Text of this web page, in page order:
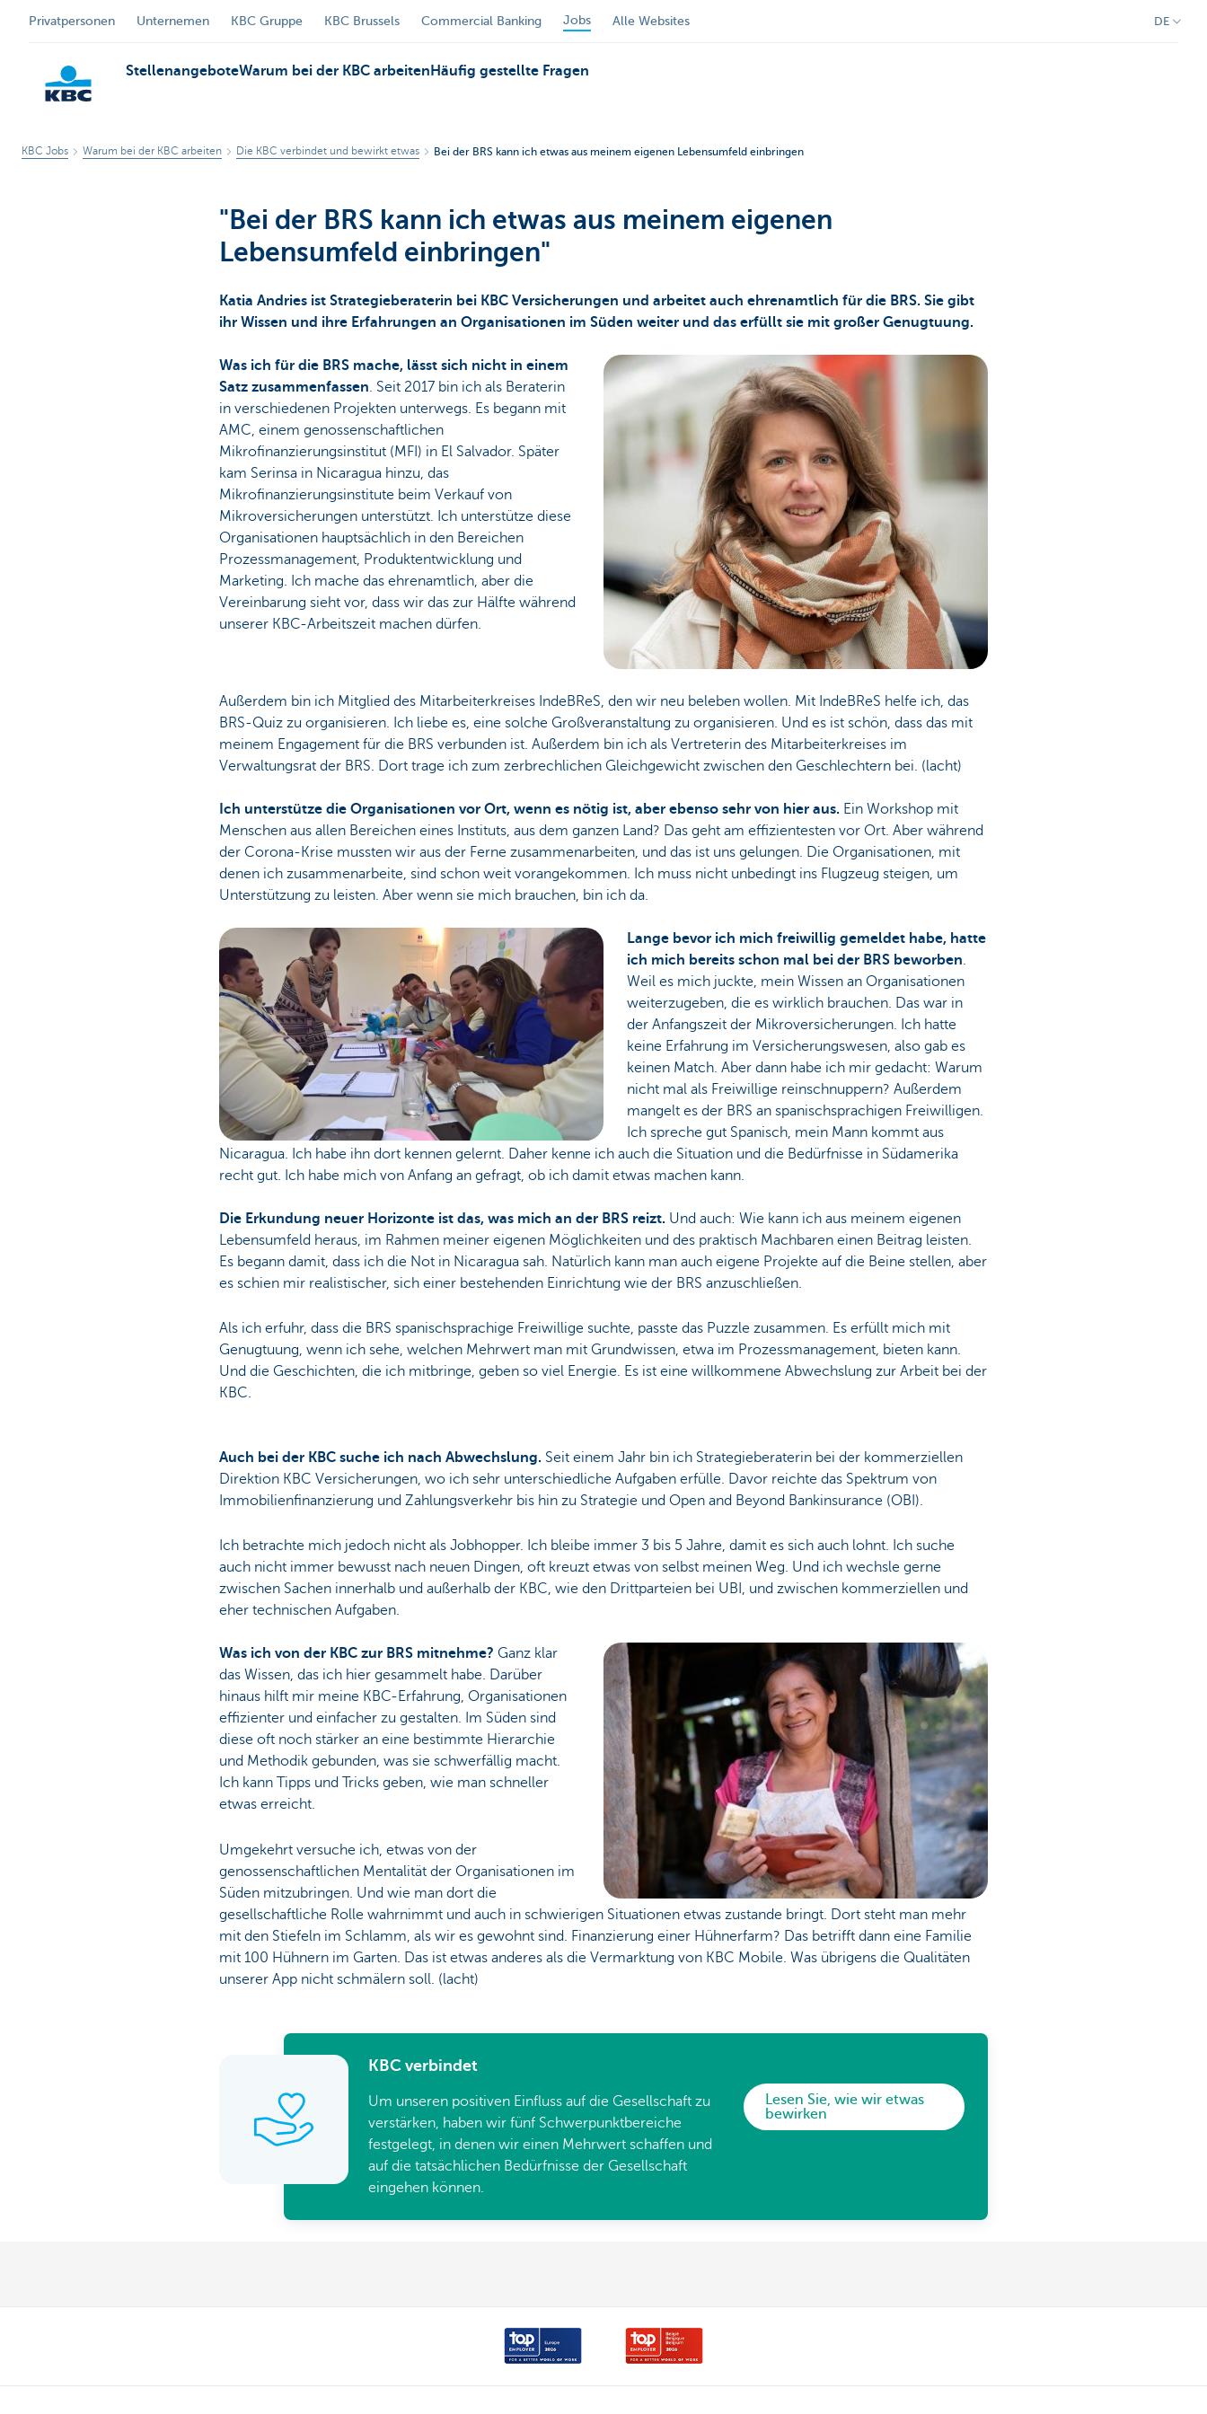
Privatpersonen Unternemen KBC Gruppe KBC Brussels Commercial Banking Jobs Alle Websites DE
StellenangeboteWarum bei der KBC arbeiten Häufig gestellte Fragen
KBC Jobs Warum bei der KBC arbeiten Die KBC verbindet und bewirkt etwas Bei der BRS kann ich etwas aus meinem eigenen Lebensumfeld einbringen
"Bei der BRS kann ich etwas aus meinem eigenen
Lebensumfeld einbringen"
Katia Andries ist Strategieberaterin bei KBC Versicherungen und arbeitet auch ehrenamtlich für die BRS. Sie gibt
ihr Wissen und ihre Erfahrungen an Organisationen im Süden weiter und das erfüllt sie mit großer Genugtuung.
Was ich für die BRS mache, lässt sich nicht in einem
Satz zusammenfassen. Seit 2017 bin ich als Beraterin
in verschiedenen Projekten unterwegs. Es begann mit
AMC, einem genossenschaftlichen
Mikrofinanzierungsinstitut (MFI) in El Salvador. Später
kam Serinsa in Nicaragua hinzu, das
Mikrofinanzierungsinstitute beim Verkauf von
Mikroversicherungen unterstützt. Ich unterstütze diese
Organisationen hauptsächlich in den Bereichen
Prozessmanagement, Produktentwicklung und
Marketing. Ich mache das ehrenamtlich, aber die
Vereinbarung sieht vor, dass wir das zur Hälfte während
unserer KBC-Arbeitszeit machen dürfen.
Außerdem bin ich Mitglied des Mitarbeiterkreises IndeBReS, den wir neu beleben wollen. Mit IndeBReS helfe ich, das
BRS-Quiz zu organisieren. Ich liebe es, eine solche Großveranstaltung zu organisieren. Und es ist schön, dass das mit
meinem Engagement für die BRS verbunden ist. Außerdem bin ich als Vertreterin des Mitarbeiterkreises im
Verwaltungsrat der BRS. Dort trage ich zum zerbrechlichen Gleichgewicht zwischen den Geschlechtern bei. (lacht)
Ich unterstütze die Organisationen vor Ort, wenn es nötig ist, aber ebenso sehr von hier aus. Ein Workshop mit
Menschen aus allen Bereichen eines Instituts, aus dem ganzen Land? Das geht am effizientesten vor Ort. Aber während
der Corona-Krise mussten wir aus der Ferne zusammenarbeiten, und das ist uns gelungen. Die Organisationen, mit
denen ich zusammenarbeite, sind schon weit vorangekommen. Ich muss nicht unbedingt ins Flugzeug steigen, um
Unterstützung zu leisten. Aber wenn sie mich brauchen, bin ich da.
Lange bevor ich mich freiwillig gemeldet habe, hatte
ich mich bereits schon mal bei der BRS beworben.
Weil es mich juckte, mein Wissen an Organisationen
weiterzugeben, die es wirklich brauchen. Das war in
der Anfangszeit der Mikroversicherungen. Ich hatte
keine Erfahrung im Versicherungswesen, also gab es
keinen Match. Aber dann habe ich mir gedacht: Warum
nicht mal als Freiwillige reinschnuppern? Außerdem
mangelt es der BRS an spanischsprachigen Freiwilligen.
Ich spreche gut Spanisch, mein Mann kommt aus
Nicaragua. Ich habe ihn dort kennen gelernt. Daher kenne ich auch die Situation und die Bedürfnisse in Südamerika
recht gut. Ich habe mich von Anfang an gefragt, ob ich damit etwas machen kann.
Die Erkundung neuer Horizonte ist das, was mich an der BRS reizt. Und auch: Wie kann ich aus meinem eigenen
Lebensumfeld heraus, im Rahmen meiner eigenen Möglichkeiten und des praktisch Machbaren einen Beitrag leisten.
Es begann damit, dass ich die Not in Nicaragua sah. Natürlich kann man auch eigene Projekte auf die Beine stellen, aber
es schien mir realistischer, sich einer bestehenden Einrichtung wie der BRS anzuschließen.
Als ich erfuhr, dass die BRS spanischsprachige Freiwillige suchte, passte das Puzzle zusammen. Es erfüllt mich mit
Genugtuung, wenn ich sehe, welchen Mehrwert man mit Grundwissen, etwa im Prozessmanagement, bieten kann.
Und die Geschichten, die ich mitbringe, geben so viel Energie. Es ist eine willkommene Abwechslung zur Arbeit bei der
KBC.
Auch bei der KBC suche ich nach Abwechslung. Seit einem Jahr bin ich Strategieberaterin bei der kommerziellen
Direktion KBC Versicherungen, wo ich sehr unterschiedliche Aufgaben erfülle. Davor reichte das Spektrum von
Immobilienfinanzierung und Zahlungsverkehr bis hin zu Strategie und Open and Beyond Bankinsurance (OBI).
Ich betrachte mich jedoch nicht als Jobhopper. Ich bleibe immer 3 bis 5 Jahre, damit es sich auch lohnt. Ich suche
auch nicht immer bewusst nach neuen Dingen, oft kreuzt etwas von selbst meinen Weg. Und ich wechsle gerne
zwischen Sachen innerhalb und außerhalb der KBC, wie den Drittparteien bei UBI, und zwischen kommerziellen und
eher technischen Aufgaben.
Was ich von der KBC zur BRS mitnehme? Ganz klar
das Wissen, das ich hier gesammelt habe. Darüber
hinaus hilft mir meine KBC-Erfahrung, Organisationen
effizienter und einfacher zu gestalten. Im Süden sind
diese oft noch stärker an eine bestimmte Hierarchie
und Methodik gebunden, was sie schwerfällig macht.
Ich kann Tipps und Tricks geben, wie man schneller
etwas erreicht.
Umgekehrt versuche ich, etwas von der
genossenschaftlichen Mentalität der Organisationen im
Süden mitzubringen. Und wie man dort die
gesellschaftliche Rolle wahrnimmt und auch in schwierigen Situationen etwas zustande bringt. Dort steht man mehr
mit den Stiefeln im Schlamm, als wir es gewohnt sind. Finanzierung einer Hühnerfarm? Das betrifft dann eine Familie
mit 100 Hühnern im Garten. Das ist etwas anderes als die Vermarktung von KBC Mobile. Was übrigens die Qualitäten
unserer App nicht schmälern soll. (lacht)
KBC verbindet
Um unseren positiven Einfluss auf die Gesellschaft zu
verstärken, haben wir fünf Schwerpunktbereiche
festgelegt, in denen wir einen Mehrwert schaffen und
auf die tatsächlichen Bedürfnisse der Gesellschaft
eingehen können.
Lesen Sie, wie wir etwas
bewirken